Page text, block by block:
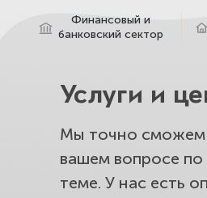
Финансовый и
банковский сектор
Услуги и
Мы точно сможем
вашем вопросе
теме. У нас есть